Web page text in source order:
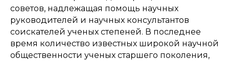
советов, надлежащая помощь научных
руководителей и научных консультантов
соискателей ученых степеней. В последнее
время количество известных широкой научной
общественности ученых старшего поколения,